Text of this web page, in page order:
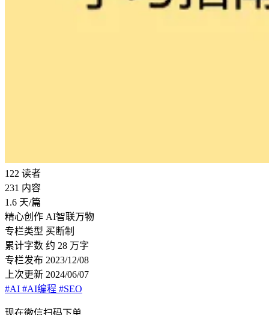
122 读者
231 内容
1.6 天/篇
精心创作 AI智联万物
专栏类型 买断制
累计字数 约 28 万字
专栏发布 2023/12/08
上次更新 2024/06/07
#AI #AI编程 #SEO
现在微信扫码下单